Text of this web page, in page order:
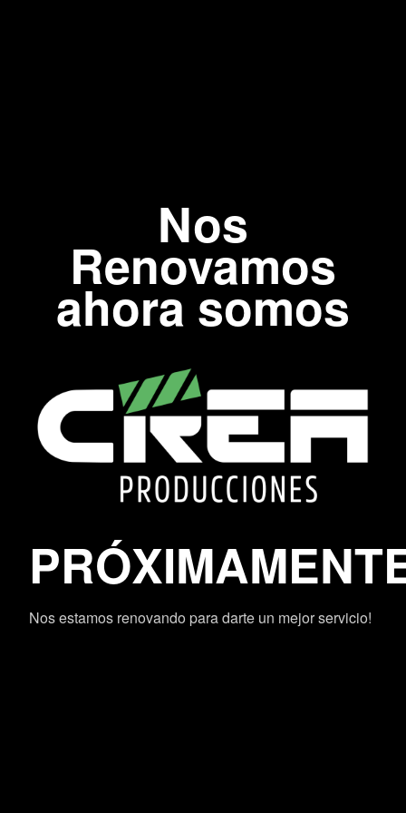
Nos
Renovamos
ahora somos
Nos estamos renovando para darte un mejor servicio!